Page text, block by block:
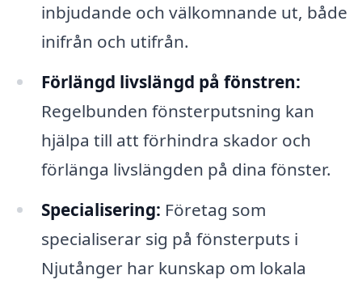
inbjudande och välkomnande ut, både
inifrån och utifrån.
Förlängd livslängd på fönstren:
Regelbunden fönsterputsning kan
hjälpa till att förhindra skador och
förlänga livslängden på dina fönster.
Specialisering: Företag som
specialiserar sig på fönsterputs i
Njutånger har kunskap om lokala